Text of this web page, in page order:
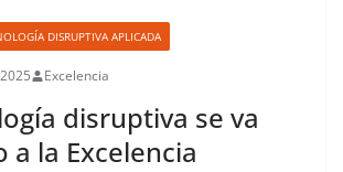
DISRUPTIVA APLICADA
Excelencia
disruptiva se va
a la Excelencia